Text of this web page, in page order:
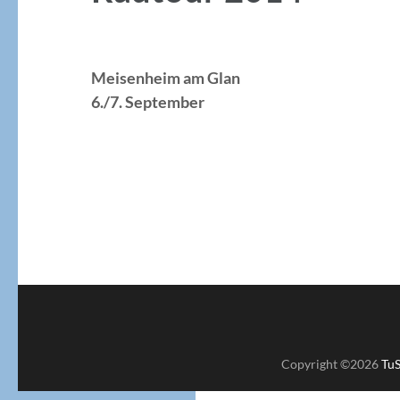
Meisenheim am Glan
6./7. September
Copyright ©2026